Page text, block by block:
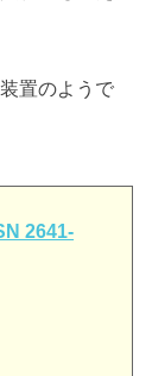
置のようで
2641-